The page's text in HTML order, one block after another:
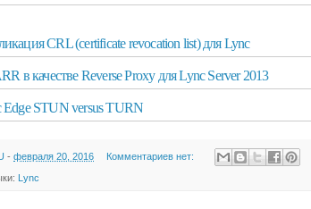
CRL (certificate revocation list) для Lync
в качестве Reverse Proxy для Lync Server 2013
Edge STUN versus TURN
- февраля 20, 2016 Комментариев нет:
Lync